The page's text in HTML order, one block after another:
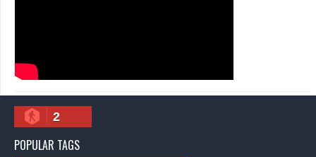
2
POPULAR TAGS